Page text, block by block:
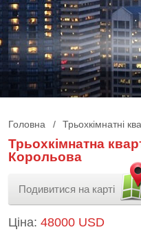
Головна / Трьохкімнатні
Трьохкімнатна
Корольова
Подивитися на карті
Ціна: 48000 USD